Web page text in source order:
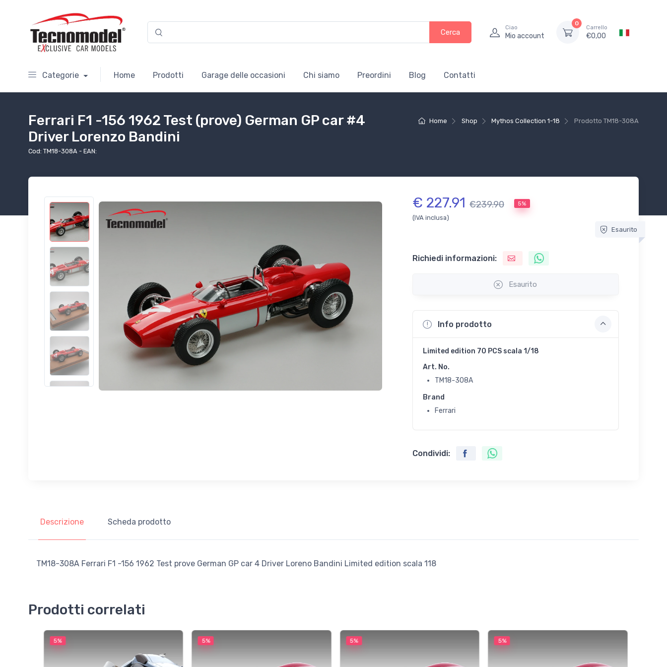
Cerca
Ciao
Mio account
0
Carrello
€0,00
Categorie Home Prodotti Garage delle occasioni Chi siamo Preordini Blog Contatti
Home Shop Mythos Collection 1-18 Prodotto TM18-308A
Ferrari F1 -156 1962 Test (prove) German GP car #4
Driver Lorenzo Bandini
Cod: TM18-308A - EAN:
€ 227.91 €239.90 5%
(IVA inclusa)
Esaurito
Richiedi informazioni:
Esaurito
Info prodotto
Limited edition 70 PCS scala 1/18
Art. No.
TM18-308A
Brand
Ferrari
Condividi:
Descrizione Scheda prodotto
TM18-308A Ferrari F1 -156 1962 Test prove German GP car 4 Driver Loreno Bandini Limited edition scala 118
Prodotti correlati
5% 5% 5% 5%